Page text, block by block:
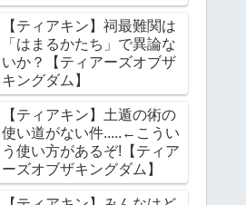
【ティアキン】祠最難関は
「はまるかたち」で異論な
いか？【ティアーズオブザ
キングダム】
【ティアキン】土遁の術の
使い道がない件.....←こうい
う使い方があるぞ!【ティア
ーズオブザキングダム】